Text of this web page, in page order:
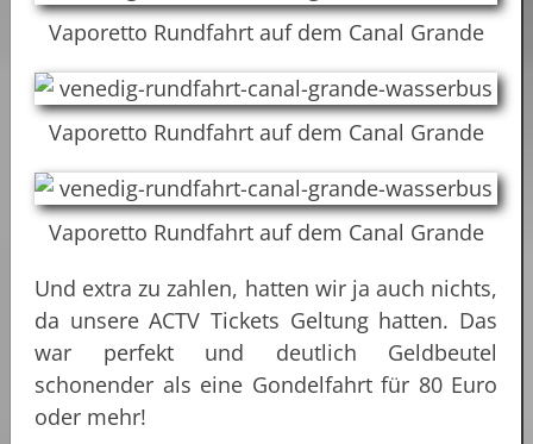
Vaporetto Rundfahrt auf dem Canal Grande
Vaporetto Rundfahrt auf dem Canal Grande
Vaporetto Rundfahrt auf dem Canal Grande
Und extra zu zahlen, hatten wir ja auch nichts,
da unsere ACTV Tickets Geltung hatten. Das
war perfekt und deutlich Geldbeutel
schonender als eine Gondelfahrt für 80 Euro
oder mehr!